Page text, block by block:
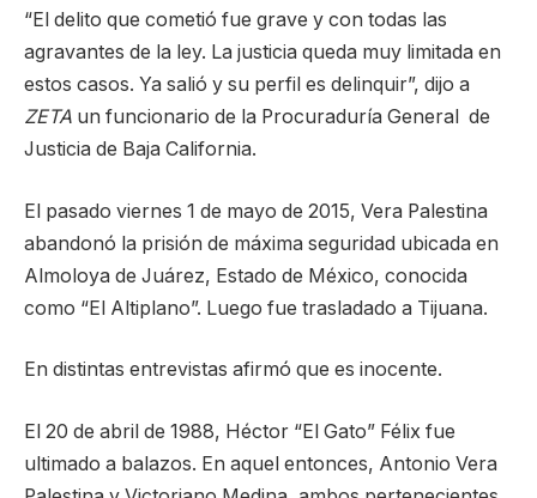
“El delito que cometió fue grave y con todas las
agravantes de la ley. La justicia queda muy limitada en
estos casos. Ya salió y su perfil es delinquir”, dijo a
ZETA un funcionario de la Procuraduría General de
Justicia de Baja California.
El pasado viernes 1 de mayo de 2015, Vera Palestina
abandonó la prisión de máxima seguridad ubicada en
Almoloya de Juárez, Estado de México, conocida
como “El Altiplano”. Luego fue trasladado a Tijuana.
En distintas entrevistas afirmó que es inocente.
El 20 de abril de 1988, Héctor “El Gato” Félix fue
ultimado a balazos. En aquel entonces, Antonio Vera